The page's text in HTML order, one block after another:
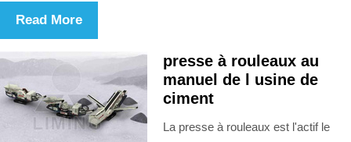
Read More
presse à rouleaux au
manuel de l usine de
ciment
La presse à rouleaux est l'actif le